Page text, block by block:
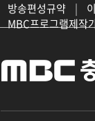
방송편성규약 |
MBC프로그램제작